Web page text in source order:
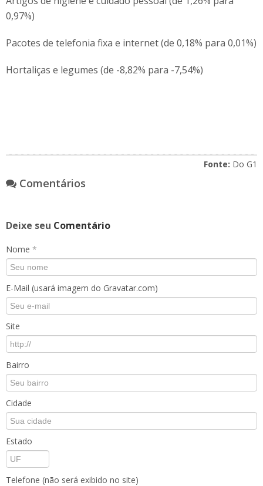
0,97%)
Pacotes de telefonia fixa e internet (de 0,18% para 0,01%)
Hortaliças e legumes (de -8,82% para -7,54%)
Fonte: Do G1
Comentários
Deixe seu Comentário
Nome *
E-Mail (usará imagem do Gravatar.com)
Site
Bairro
Cidade
Estado
Telefone (não será exibido no site)